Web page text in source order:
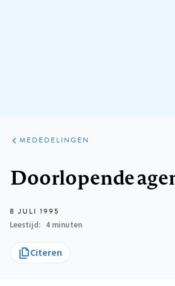
ARTIKELEN
VARIA
MEDEDELINGEN
Doorlopende
8 JULI 1995
Leestijd
4 minuten
Citeren